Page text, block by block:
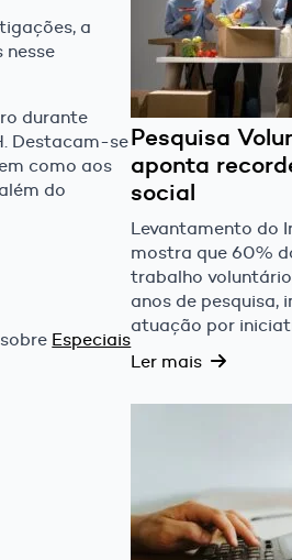
a
durante
Destacam-se
como aos
do
Especiais
Pesquisa
aponta
social
Levantamento do
mostra que 60%
trabalho
anos de pesquisa,
atuação por
Ler mais